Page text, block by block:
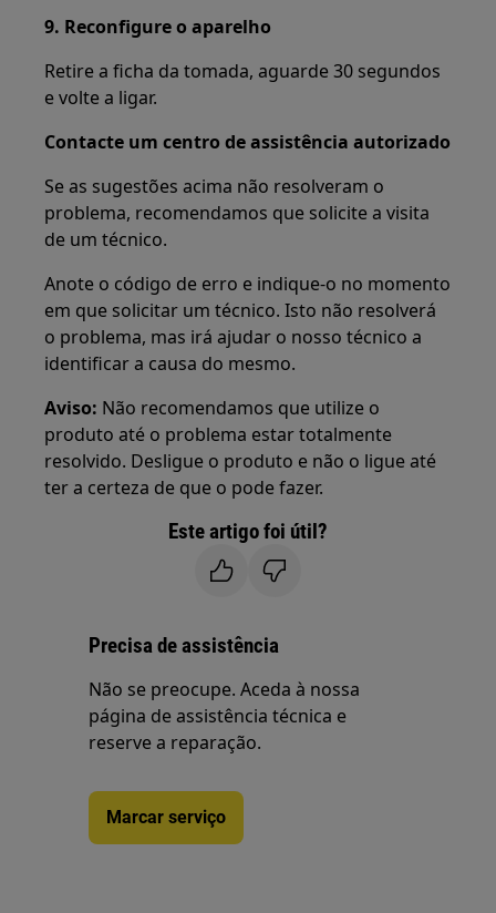
9. Reconfigure o aparelho
Retire a ficha da tomada, aguarde 30 segundos
e volte a ligar.
Contacte um centro de assistência autorizado
Se as sugestões acima não resolveram o
problema, recomendamos que solicite a visita
de um técnico.
Anote o código de erro e indique-o no momento
em que solicitar um técnico. Isto não resolverá
o problema, mas irá ajudar o nosso técnico a
identificar a causa do mesmo.
Aviso: Não recomendamos que utilize o
produto até o problema estar totalmente
resolvido. Desligue o produto e não o ligue até
ter a certeza de que o pode fazer.
Este artigo foi útil?
Precisa de assistência
Não se preocupe. Aceda à nossa
página de assistência técnica e
reserve a reparação.
Marcar serviço